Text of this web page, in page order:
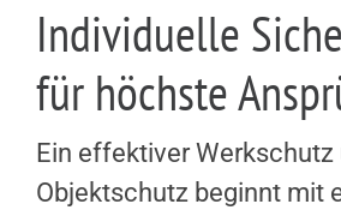
Individuelle
für höchste
Ein effektiver Werkschutz
Objektschutz beginnt mit